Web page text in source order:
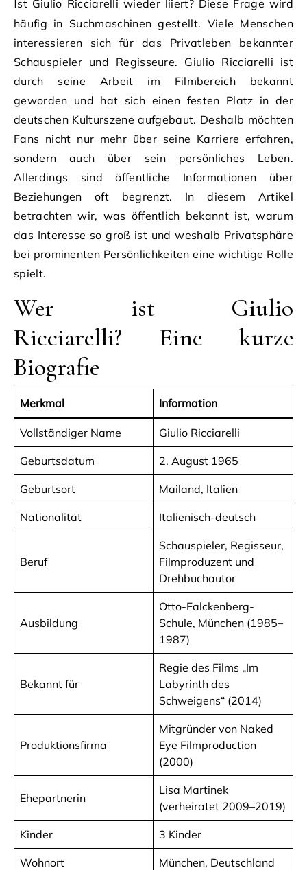
Ist Giulio Ricciarelli wieder liiert? Diese Frage wird
häufig in Suchmaschinen gestellt. Viele Menschen
interessieren sich für das Privatleben bekannter
Schauspieler und Regisseure. Giulio Ricciarelli ist
durch seine Arbeit im Filmbereich bekannt
geworden und hat sich einen festen Platz in der
deutschen Kulturszene aufgebaut. Deshalb möchten
Fans nicht nur mehr über seine Karriere erfahren,
sondern auch über sein persönliches Leben.
Allerdings sind öffentliche Informationen über
Beziehungen oft begrenzt. In diesem Artikel
betrachten wir, was öffentlich bekannt ist, warum
das Interesse so groß ist und weshalb Privatsphäre
bei prominenten Persönlichkeiten eine wichtige Rolle
spielt.
Wer ist Giulio
Ricciarelli? Eine kurze
Biografie
Merkmal Information
Vollständiger Name Giulio Ricciarelli
Geburtsdatum 2. August 1965
Geburtsort Mailand, Italien
Nationalität Italienisch-deutsch
Beruf
Schauspieler, Regisseur,
Filmproduzent und
Drehbuchautor
Ausbildung
Otto-Falckenberg-
Schule, München (1985–
1987)
Bekannt für
Regie des Films „Im
Labyrinth des
Schweigens“ (2014)
Produktionsfirma
Mitgründer von Naked
Eye Filmproduction
(2000)
Ehepartnerin
Lisa Martinek
(verheiratet 2009–2019)
Kinder 3 Kinder
Wohnort München, Deutschland